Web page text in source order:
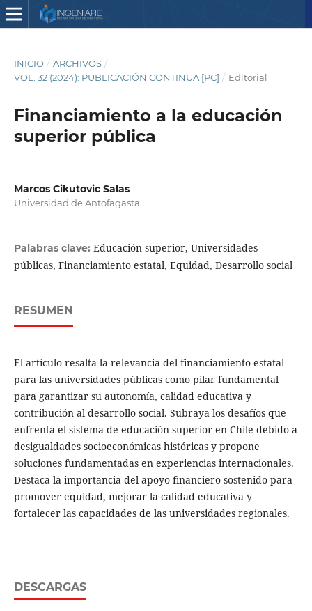
INICIO / ARCHIVOS /
VOL. 32 (2024): PUBLICACIÓN CONTINUA [PC] / Editorial
Financiamiento a la educación
superior pública
Marcos Cikutovic Salas
Universidad de Antofagasta
Palabras clave: Educación superior, Universidades
públicas, Financiamiento estatal, Equidad, Desarrollo social
RESUMEN
El artículo resalta la relevancia del financiamiento estatal
para las universidades públicas como pilar fundamental
para garantizar su autonomía, calidad educativa y
contribución al desarrollo social. Subraya los desafíos que
enfrenta el sistema de educación superior en Chile debido a
desigualdades socioeconómicas históricas y propone
soluciones fundamentadas en experiencias internacionales.
Destaca la importancia del apoyo financiero sostenido para
promover equidad, mejorar la calidad educativa y
fortalecer las capacidades de las universidades regionales.
DESCARGAS